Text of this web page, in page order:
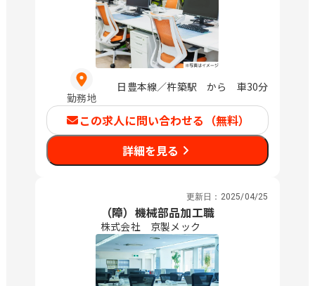
勤務地
日豊本線／杵築駅 から 車30分
この求人に問い合わせる（無料）
詳細を見る
更新日： 2025/04/25
（障）機械部品加工職
株式会社 京製メック